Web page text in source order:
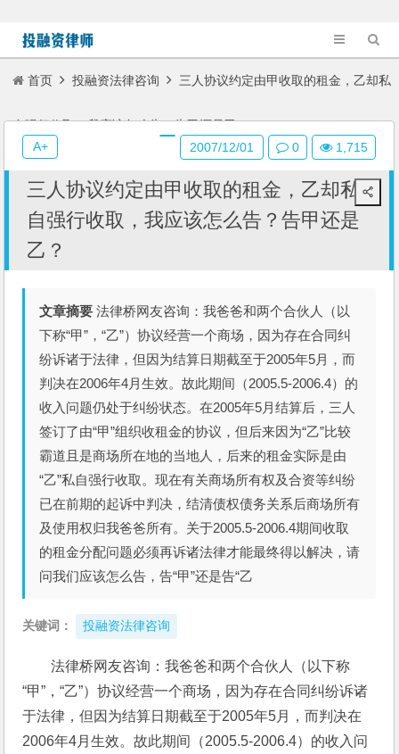
首页 投融资法律咨询 三人协议约定由甲收取的租金，乙却私
自强行收取，我应该怎么告？告甲还是乙？
三人协议约定由甲收取的租金，乙却私
自强行收取，我应该怎么告？告甲还是
乙？
文章摘要 法律桥网友咨询：我爸爸和两个合伙人（以
下称“甲”，“乙”）协议经营一个商场，因为存在合同纠
纷诉诸于法律，但因为结算日期截至于2005年5月，而
判决在2006年4月生效。故此期间（2005.5-2006.4）的
收入问题仍处于纠纷状态。在2005年5月结算后，三人
签订了由“甲”组织收租金的协议，但后来因为“乙”比较
霸道且是商场所在地的当地人，后来的租金实际是由
“乙”私自强行收取。现在有关商场所有权及合资等纠纷
已在前期的起诉中判决，结清债权债务关系后商场所有
及使用权归我爸爸所有。关于2005.5-2006.4期间收取
的租金分配问题必须再诉诸法律才能最终得以解决，请
问我们应该怎么告，告“甲”还是告“乙
关键词： 投融资法律咨询
法律桥网友咨询：我爸爸和两个合伙人（以下称
“甲”，“乙”）协议经营一个商场，因为存在合同纠纷诉诸
于法律，但因为结算日期截至于2005年5月，而判决在
2006年4月生效。故此期间（2005.5-2006.4）的收入问
2007/12/01 0 1,715
A+